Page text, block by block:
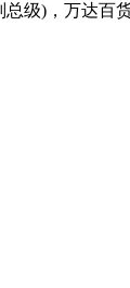
级)，万达百